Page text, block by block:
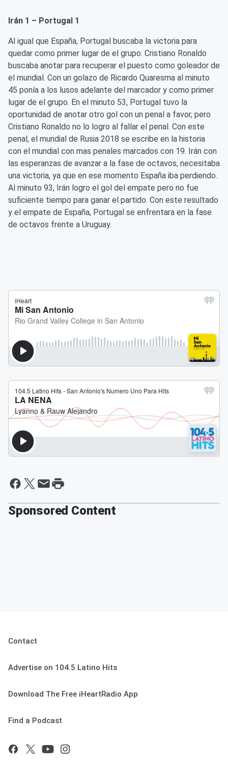
Irán 1 – Portugal 1
Al igual que España, Portugal buscaba la victoria para
quedar como primer lugar de el grupo. Cristiano Ronaldo
buscaba anotar para recuperar el puesto como goleador de
el mundial. Con un golazo de Ricardo Quaresma al minuto
45 ponía a los lusos adelante del marcador y como primer
lugar de el grupo. En el minuto 53, Portugal tuvo la
oportunidad de anotar otro gol con un penal a favor, pero
Cristiano Ronaldo no lo logro al fallar el penal. Con este
penal, el mundial de Rusia 2018 se escribe en la historia
con el mundial con mas penales marcados con 19. Irán con
las esperanzas de avanzar a la fase de octavos, necesitaba
una victoria, ya que en ese momento España iba perdiendo.
Al minuto 93, Irán logro el gol del empate pero no fue
suficiente tiempo para ganar el partido. Con este resultado
y el empate de España, Portugal se enfrentara en la fase
de octavos frente a Uruguay.
Sponsored Content
Contact
Advertise on 104.5 Latino Hits
Download The Free iHeartRadio App
Find a Podcast